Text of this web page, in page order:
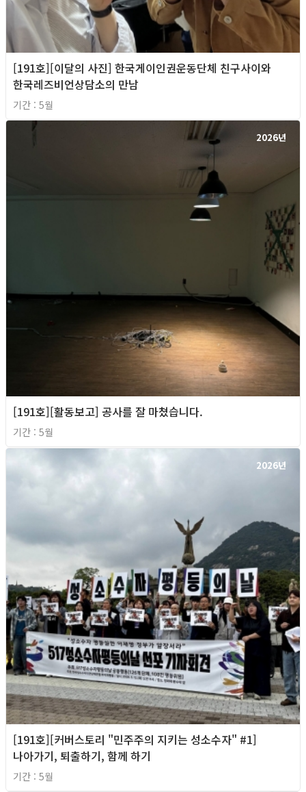
[191호][이달의 사진] 한국게이인권운동단체 친구사이와
한국레즈비언상담소의 만남
기간 : 5월
2026년
[191호][활동보고] 공사를 잘 마쳤습니다.
기간 : 5월
2026년
[191호][커버스토리 "민주주의 지키는 성소수자" #1]
나아가기, 퇴출하기, 함께 하기
기간 : 5월